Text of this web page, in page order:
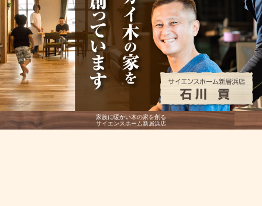
家族に暖かい木の家を創る
サイエンスホーム新居浜店